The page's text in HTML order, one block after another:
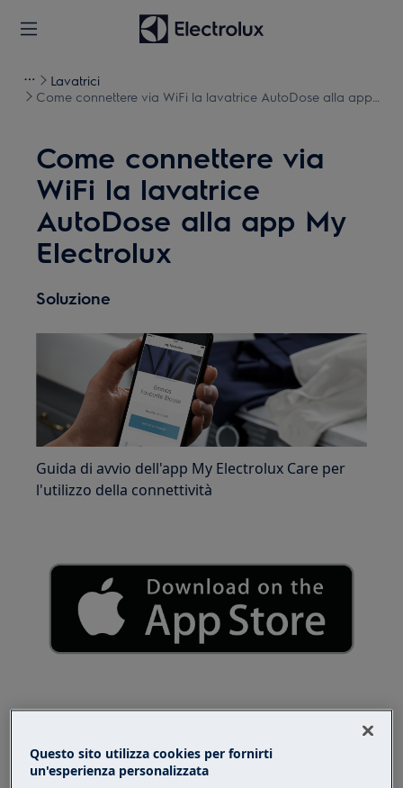
Lavatrici
Come connettere via WiFi la lavatrice AutoDose alla app
Come connettere via
WiFi la lavatrice
AutoDose alla app My
Electrolux
Soluzione
Guida di avvio dell'app My Electrolux Care per
l'utilizzo della connettività
Questo sito utilizza cookies per fornirti
un'esperienza personalizzata